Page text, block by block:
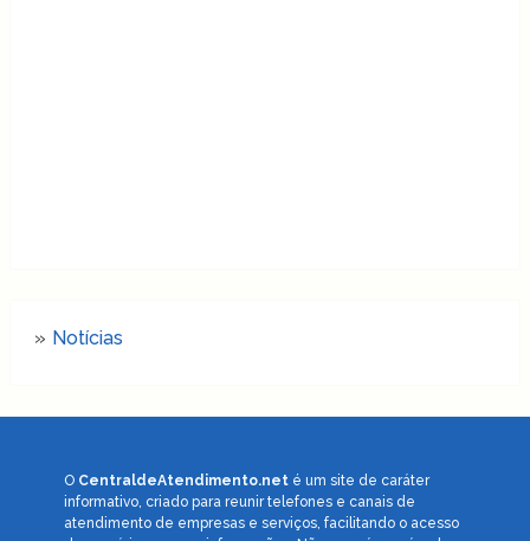
Notícias
O CentraldeAtendimento.neté um site de caráter
informativo, criado para reunir telefones e canais de
atendimento de empresas e serviços, facilitando o acesso